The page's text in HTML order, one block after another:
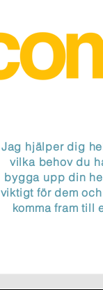
Jag hjälper dig
vilka behov du
bygga upp din
viktigt för dem
komma fram till